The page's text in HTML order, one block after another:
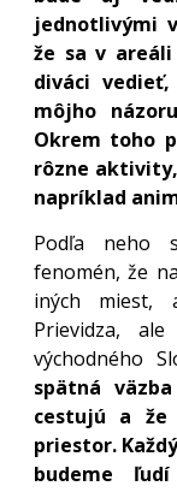
jednotlivými
že sa v
diváci
môjho
Okrem toho
rôzne
napríklad
Podľa neho
fenomén, že
iných miest,
Prievidza,
východného
spätná
cestujú a
priestor.
budeme